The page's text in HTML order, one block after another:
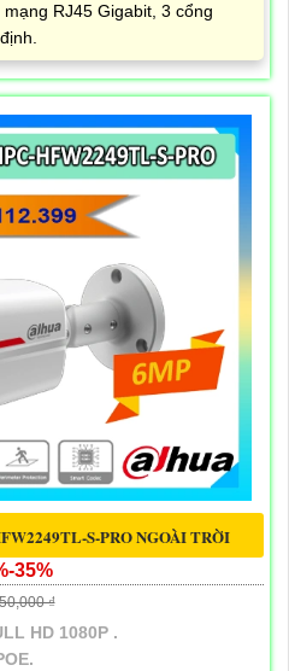
RJ45 Gigabit, 3 cổng
S-PRO NGOÀI TRỜI
35%
₫
HD 1080P .